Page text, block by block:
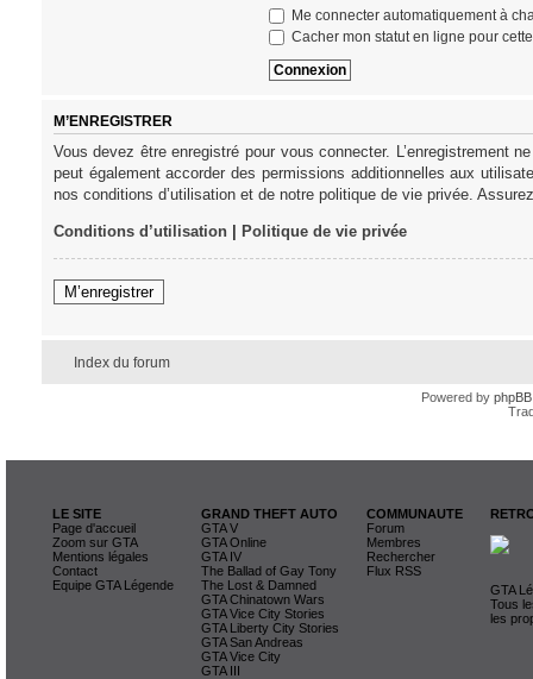
Me connecter automatiquement à
Cacher mon statut en ligne pour
M’ENREGISTRER
Vous devez être enregistré pour vous connecter. L’enregistrement
peut également accorder des permissions additionnelles aux
nos conditions d’utilisation et de notre politique de vie privée.
Conditions d’utilisation| Politique de vie privée
M’enregistrer
Index du forum
Powered by phpBB
LE SITE
Page d'accueil
Zoom sur GTA
Mentions légales
Contact
Equipe GTA Légende
GRAND THEFT AUTO
GTA V
GTA Online
GTA IV
The Ballad of Gay Tony
The Lost & Damned
GTA Chinatown Wars
GTA Vice City Stories
GTA Liberty City Stories
GTA San Andreas
GTA Vice City
GTA III
COMMUNAUTE
Forum
Membres
Rechercher
Flux RSS
GTA
Tous
les